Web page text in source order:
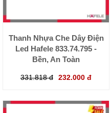
Thanh Nhựa Che Dây Điện
Led Hafele 833.74.795 -
Bền, An Toàn
331.818 đ 232.000 đ